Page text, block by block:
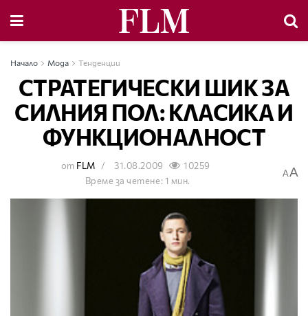
Начало Мода Тенденции
СТРАТЕГИЧЕСКИ ШИК ЗА
СИЛНИЯ ПОЛ: КЛАСИКА И
ФУНКЦИОНАЛНОСТ
от FLM 31.08.2009
10259
Време за четене: 1 мин.
AA